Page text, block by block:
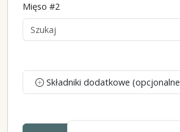
Mięso #2
Składniki dodatkowe